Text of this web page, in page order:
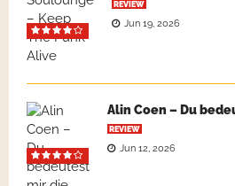
REVIEW
Jun 19, 2026
Alin Coen – Du
REVIEW
Jun 12, 2026